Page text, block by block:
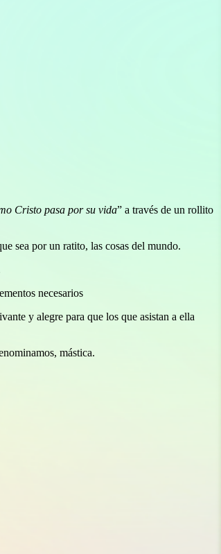
Cristo pasa por su vida” a través de un rollito
sea por un ratito, las cosas del mundo.
necesarios
y alegre para que los que asistan a ella
mástica.